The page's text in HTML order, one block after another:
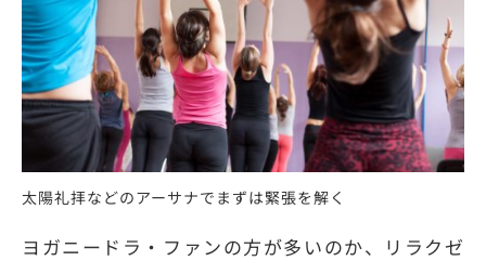
太陽礼拝などのアーサナでまずは緊張を解く
ヨガニードラ・ファンの方が多いのか、リラクゼ